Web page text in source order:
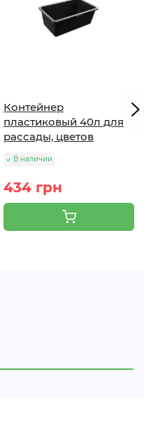
Контейнер
пластиковый 40л для
рассады, цветов
В наличии
434 грн